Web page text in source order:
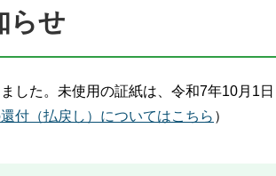
らせ
した。未使用の証紙は、令和7年10月1
付（払戻し）についてはこちら ）